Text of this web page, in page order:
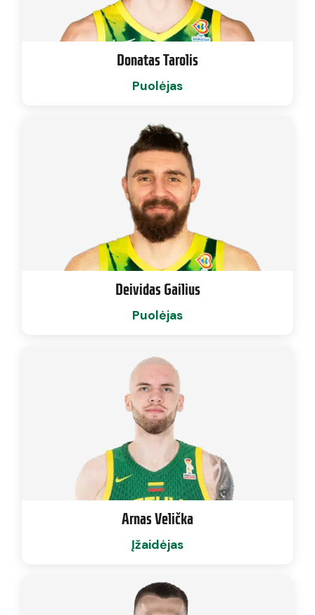
Donatas Tarolis
Puolėjas
Deividas Gailius
Puolėjas
Arnas Velička
Įžaidėjas